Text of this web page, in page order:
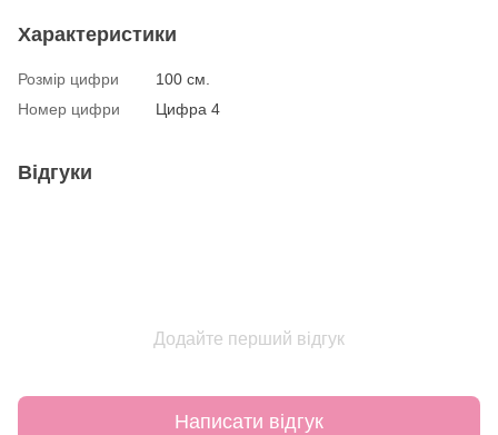
Характеристики
Розмір цифри
100 см.
Номер цифри
Цифра 4
Відгуки
Додайте перший відгук
Написати відгук